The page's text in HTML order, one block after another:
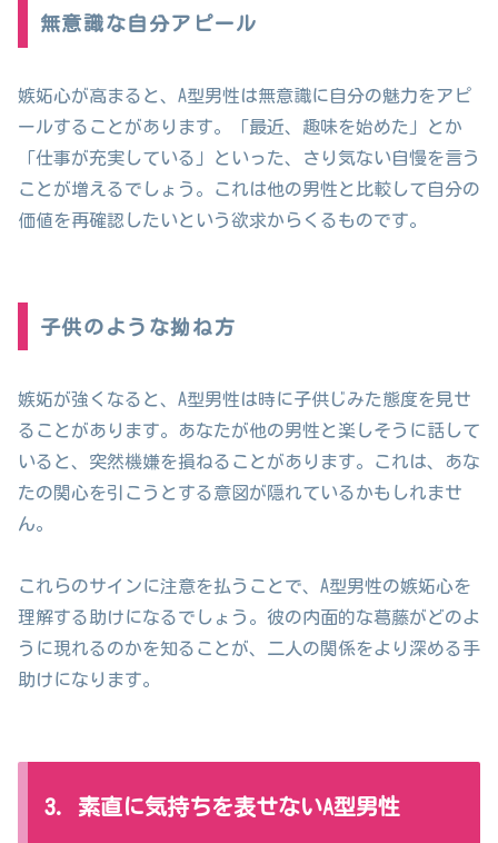
無意識な自分アピール
嫉妬心が高まると、A型男性は無意識に自分の魅力をアピ
ールすることがあります。「最近、趣味を始めた」とか
「仕事が充実している」といった、さり気ない自慢を言う
ことが増えるでしょう。これは他の男性と比較して自分の
価値を再確認したいという欲求からくるものです。
子供のような拗ね方
嫉妬が強くなると、A型男性は時に子供じみた態度を見せ
ることがあります。あなたが他の男性と楽しそうに話して
いると、突然機嫌を損ねることがあります。これは、あな
たの関心を引こうとする意図が隠れているかもしれませ
ん。
これらのサインに注意を払うことで、A型男性の嫉妬心を
理解する助けになるでしょう。彼の内面的な葛藤がどのよ
うに現れるのかを知ることが、二人の関係をより深める手
助けになります。
3. 素直に気持ちを表せないA型男性